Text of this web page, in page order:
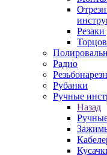
Резаки
Радио
Рубанки
Ручные
Назад